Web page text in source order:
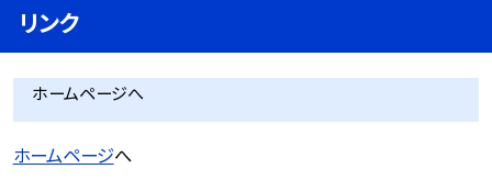
リンク
ホームページへ
ホームページへ